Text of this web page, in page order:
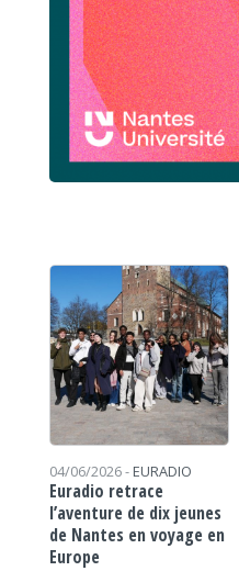
04/06/2026 - EURADIO
Euradio retrace
l’aventure de dix jeunes
de Nantes en voyage en
Europe